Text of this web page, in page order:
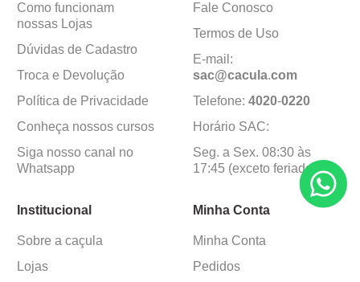
Como funcionam
nossas Lojas
Dúvidas de Cadastro
Troca e Devolução
Política de Privacidade
Conheça nossos cursos
Siga nosso canal no
Whatsapp
Fale Conosco
Termos de Uso
E-mail:
sac@cacula.com
Telefone: 4020-0220
Horário SAC:
Seg. a Sex. 08:30 às
17:45 (exceto feriados)
Institucional
Sobre a caçula
Lojas
Minha Conta
Minha Conta
Pedidos